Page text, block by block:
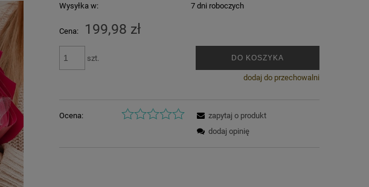
Wysyłka w: 7 dni roboczych
Cena: 199,98 zł
szt. DO KOSZYKA
dodaj do przechowalni
Ocena:
zapytaj o produkt
dodaj opinię